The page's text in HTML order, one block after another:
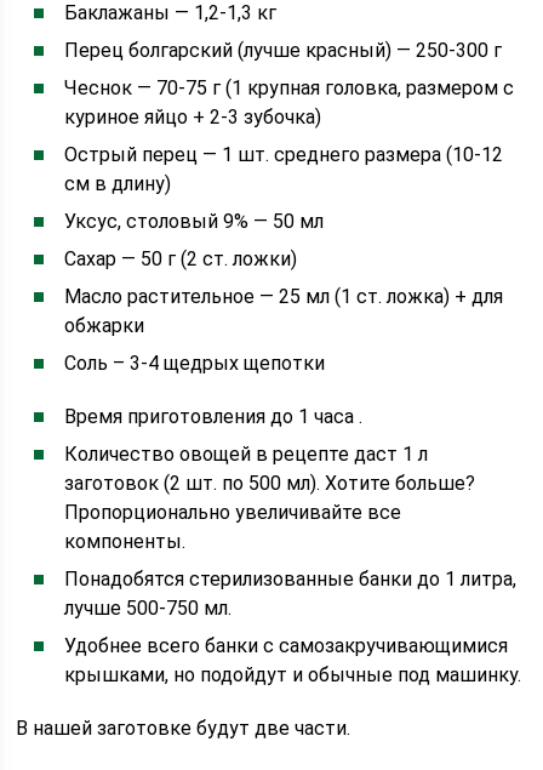
Баклажаны — 1,2-1,3 кг
Перец болгарский (лучше красный) — 250-300 г
Чеснок — 70-75 г (1 крупная головка, размером с
куриное яйцо + 2-3 зубочка)
Острый перец — 1 шт. среднего размера (10-12
см в длину)
Уксус, столовый 9% — 50 мл
Сахар — 50 г (2 ст. ложки)
Масло растительное — 25 мл (1 ст. ложка) + для
обжарки
Соль – 3-4 щедрых щепотки
Время приготовления до 1 часа .
Количество овощей в рецепте даст 1 л
заготовок (2 шт. по 500 мл). Хотите больше?
Пропорционально увеличивайте все
компоненты.
Понадобятся стерилизованные банки до 1 литра,
лучше 500-750 мл.
Удобнее всего банки с самозакручивающимися
крышками, но подойдут и обычные под машинку.
В нашей заготовке будут две части.